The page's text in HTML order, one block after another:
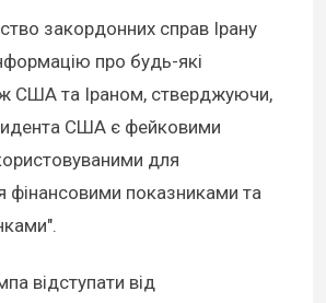
закордонних справ Ірану
про будь-які
США та Іраном, стверджуючи,
США є фейковими
для
фінансовими показниками та
відступати від